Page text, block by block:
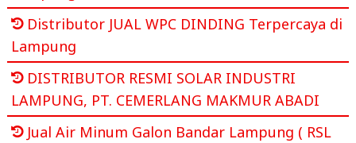
Distributor JUAL WPC DINDING Terpercaya di
Lampung
DISTRIBUTOR RESMI SOLAR INDUSTRI
LAMPUNG, PT. CEMERLANG MAKMUR ABADI
Jual Air Minum Galon Bandar Lampung ( RSL